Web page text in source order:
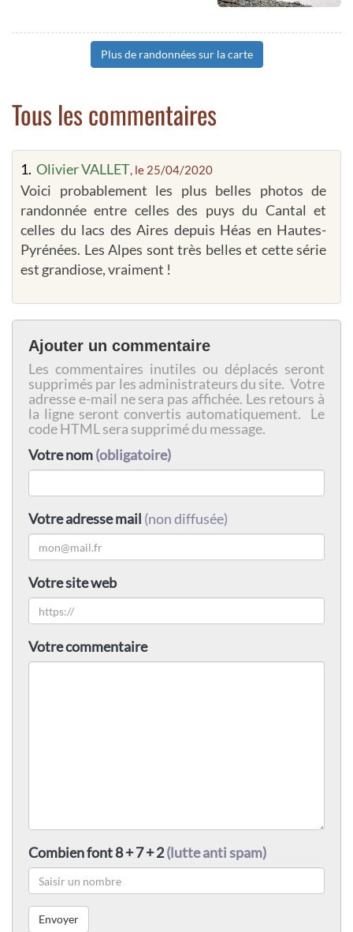
Plus de randonnées sur la carte
Tous les commentaires
1. Olivier VALLET, le 25/04/2020
Voici probablement les plus belles photos de
randonnée entre celles des puys du Cantal et
celles du lacs des Aires depuis Héas en Hautes-
Pyrénées. Les Alpes sont très belles et cette série
est grandiose, vraiment !
Ajouter un commentaire
Les commentaires inutiles ou déplacés seront
supprimés par les administrateurs du site. Votre
adresse e-mail ne sera pas affichée. Les retours à
la ligne seront convertis automatiquement. Le
code HTML sera supprimé du message.
Votre nom(obligatoire)
Votre adresse mail (non diffusée)
Votre site web
Votre commentaire
Combien font 8 + 7 + 2(lutte anti spam)